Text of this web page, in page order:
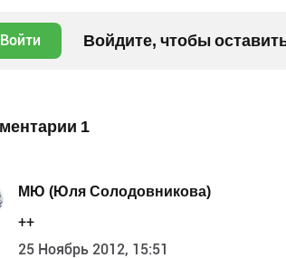
Войти Войдите, чтобы
1
МЮ (Юля Солодовникова)
++
25 Ноябрь 2012, 15:51